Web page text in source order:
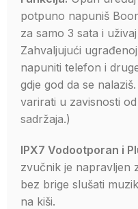
potpuno napuniš
za samo 3 sata i
Zahvaljujući
napuniti telefon i
gdje god da se
varirati u zavisnosti
sadržaja.)
IPX7 Vodootporan i
zvučnik je napravljen
bez brige slušati
na kiši.